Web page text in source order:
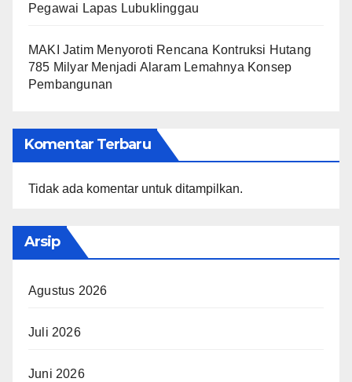
Pegawai Lapas Lubuklinggau
MAKI Jatim Menyoroti Rencana Kontruksi Hutang
785 Milyar Menjadi Alaram Lemahnya Konsep
Pembangunan
Komentar Terbaru
Tidak ada komentar untuk ditampilkan.
Arsip
Agustus 2026
Juli 2026
Juni 2026